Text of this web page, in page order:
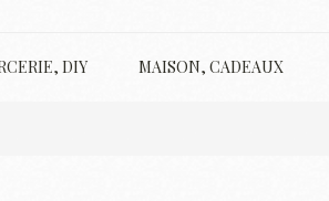
DIY MAISON, CADEAUX